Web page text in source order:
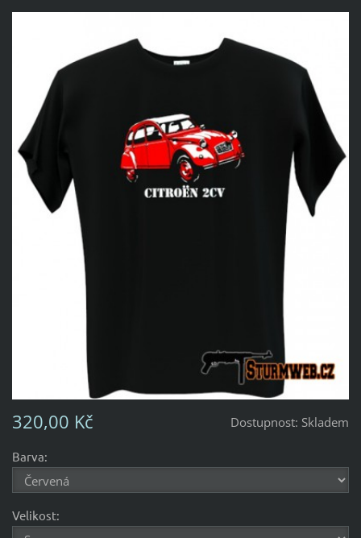
Dostupnost: Skladem
320,00 Kč
Barva:
Velikost: